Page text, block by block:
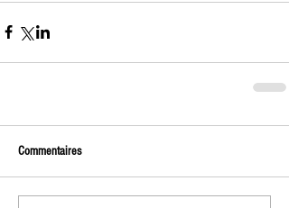
Commentaires